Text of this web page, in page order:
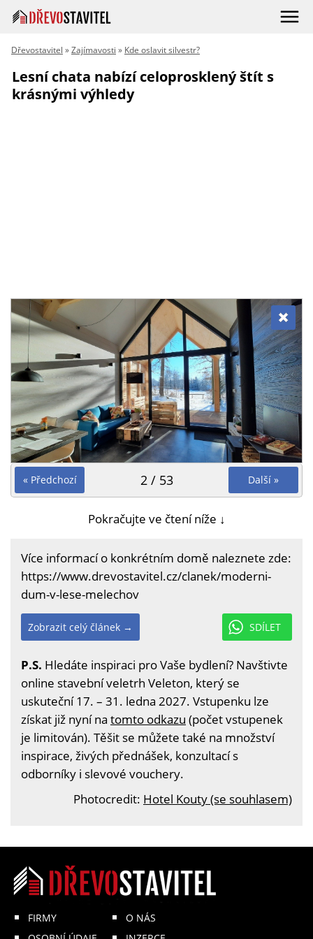
Dřevostavitel »Zajímavosti » Kde oslavit silvestr?
Lesní chata nabízí celoprosklený štít s
krásnými výhledy
« Předchozí Další »
2 / 53
Pokračujte ve čtení níže ↓
Více informací o konkrétním domě naleznete zde:
https://www.drevostavitel.cz/clanek/moderni-
dum-v-lese-melechov
SDÍLET
Zobrazit celý článek →
P.S. Hledáte inspiraci pro Vaše bydlení? Navštivte
online stavební veletrh Veleton, který se
uskuteční 17. – 31. ledna 2027. Vstupenku lze
získat již nyní na tomto odkazu (počet vstupenek
je limitován). Těšit se můžete také na množství
inspirace, živých přednášek, konzultací s
odborníky i slevové vouchery.
Photocredit: Hotel Kouty (se souhlasem)
FIRMY
O NÁS